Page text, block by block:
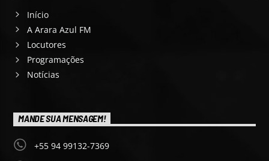
Início
A Arara Azul FM
Locutores
Programações
Notícias
MANDE SUA MENSAGEM!
+55 94 99132-7369